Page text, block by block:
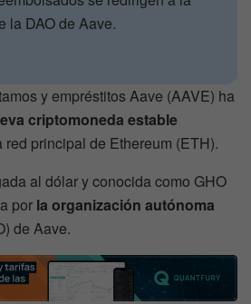
la DAO de Aave.
y empréstitos Aave (AAVE) ha
criptomoneda estable
red principal de Ethereum (ETH).
al dólar y conocida como GHO
por la organización autónoma
de Aave.